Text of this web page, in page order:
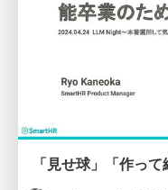
「見せ球」「作っ